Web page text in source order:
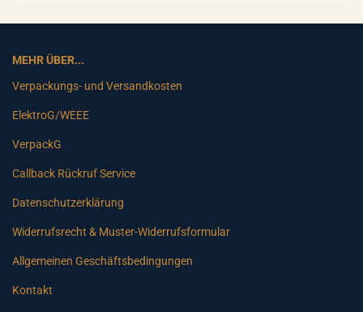
MEHR ÜBER...
Verpackungs- und Versandkosten
ElektroG/WEEE
VerpackG
Callback Rückruf Service
Datenschutzerklärung
Widerrufsrecht & Muster-Widerrufsformular
Allgemeinen Geschäftsbedingungen
Kontakt